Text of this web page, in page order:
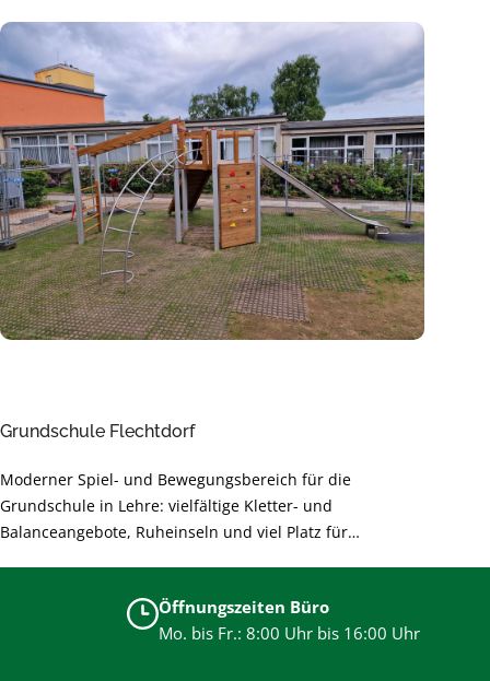
Grundschule Flechtdorf
Moderner Spiel- und Bewegungsbereich für die
Grundschule in Lehre: vielfältige Kletter- und
Balanceangebote, Ruheinseln und viel Platz für
unterstützen die Entwicklung der Kinder und sorgen für
unbeschwertes Spielen.
Öffnungszeiten Büro
Mo. bis Fr.: 8:00 Uhr bis 16:00 Uhr